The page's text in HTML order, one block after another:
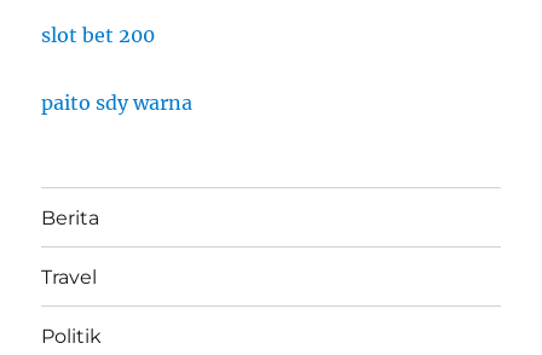
slot bet 200
paito sdy warna
Berita
Travel
Politik